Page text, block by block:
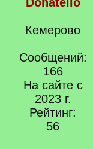
Кемерово
Сообщений:
166
На сайте с
2023 г.
Рейтинг:
56